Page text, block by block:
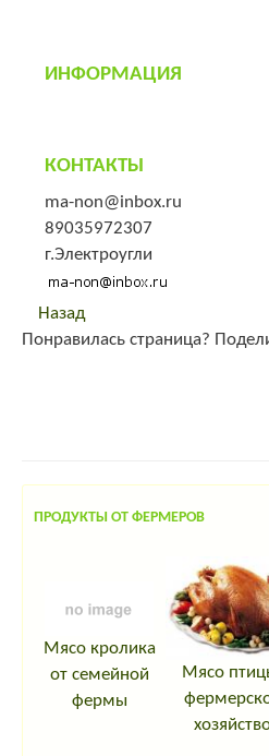
ИНФОРМАЦИЯ
КОНТАКТЫ
ma-non@inbox.ru
89035972307
г.Электроугли
Назад
Понравилась страница?
ПРОДУКТЫ ОТ ФЕРМЕРОВ
Мясо кролика
от семейной
фермы
Мясо